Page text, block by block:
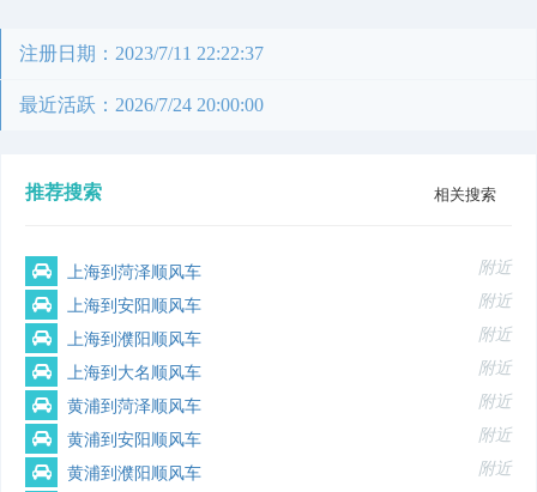
注册日期：2023/7/11 22:22:37
最近活跃：2026/7/24 20:00:00
推荐搜索 相关搜索
上海到菏泽顺风车 附近
上海到安阳顺风车 附近
上海到濮阳顺风车 附近
上海到大名顺风车 附近
黄浦到菏泽顺风车 附近
黄浦到安阳顺风车 附近
黄浦到濮阳顺风车 附近